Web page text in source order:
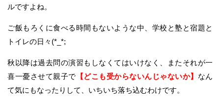
ルですよね。
ご飯もろくに食べる時間もないような中、学校と塾と宿題と
トイレの日々(*_*;
秋以降は過去問の演習もしなくてはいけなく、またそれが一
喜一憂させて親子で 【どこも受からないんじゃないか】 なん
て気にもなったりして、いちいち落ち込むわけです。